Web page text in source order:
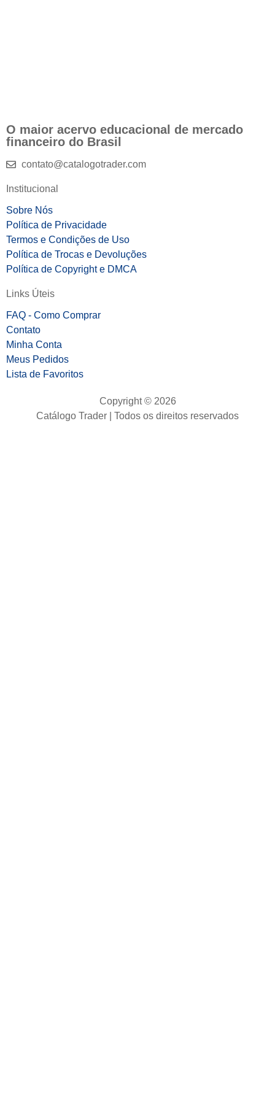
O maior acervo educacional de mercado
financeiro do Brasil
contato@catalogotrader.com
Institucional
Sobre Nós
Política de Privacidade
Termos e Condições de Uso
Política de Trocas e Devoluções
Política de Copyright e DMCA
Links Úteis
FAQ - Como Comprar
Contato
Minha Conta
Meus Pedidos
Lista de Favoritos
Copyright © 2026
Catálogo Trader | Todos os direitos reservados